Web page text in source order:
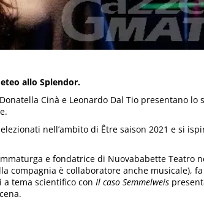
allo Splendor.
Cinà e Leonardo Dal Tio presentano lo
nell’ambito di Être saison 2021 e si
e fondatrice di Nuovababette Teatro
compagnia è collaboratore anche musicale),
tema scientifico con Il caso Semmelweis